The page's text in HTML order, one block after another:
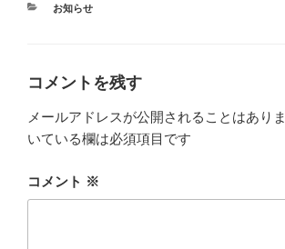
カ
お知らせ
コメントを残す
メールアドレスが公開されることはありま
いている欄は必須項目です
コメント ※